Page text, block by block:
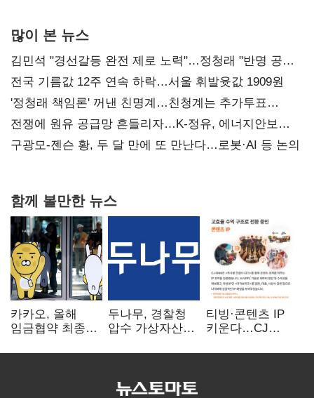
많이 본 뉴스
김민석 "경선갈등 완전 제로 노력"…정청래 "반명 공세
사과부터"
전국 기름값 12주 연속 하락…서울 휘발윳값 1909원
'정청래 책임론' 꺼낸 친명계…친청계는 추가투표
때리기
전쟁에 원유 공급망 흔들리자…K-정유, 에너지안보
핵심으로 재부상
구광모-젠슨 황, 두 달 만에 또 만난다…로봇·AI 등 논의
함께 볼만한 뉴스
카카오, 올해
임금협약 최종
인상·격려금
두나무, 경찰청
압수 가상자산
커스터디 사업
티빙·콘텐츠 IP
키운다…CJ
글로벌 확장 가속